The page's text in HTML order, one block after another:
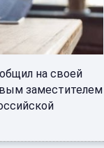
на своей
заместителем